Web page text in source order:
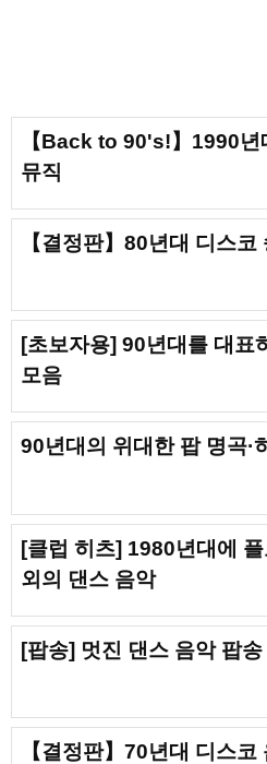
【Back to 90's!】1990
뮤직
【결정판】80년대 디스코
[초보자용] 90년대를 대표
모음
90년대의 위대한 팝 명곡·
[클럽 히츠] 1980년대에
외의 댄스 음악
[팝송] 멋진 댄스 음악 팝송
【결정판】70년대 디스코